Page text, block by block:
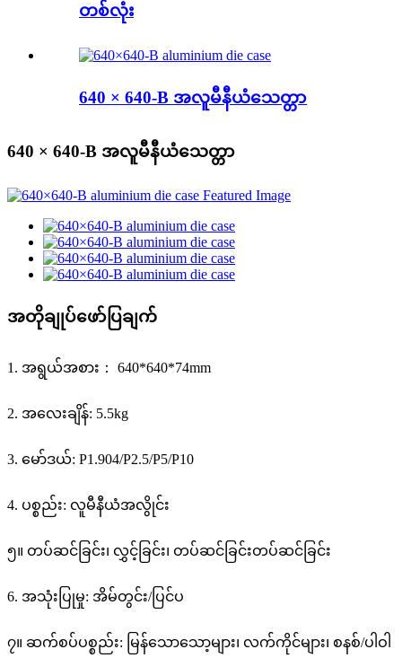
တစ်လုံး
640 × 640-B အလူမီနီယံသေတ္တာ
640 × 640-B အလူမီနီယံသေတ္တာ
အတိုချုပ်ဖော်ပြချက်
1. အရွယ်အစား： 640*640*74mm
2. အလေးချိန်: 5.5kg
3. မော်ဒယ်: P1.904/P2.5/P5/P10
4. ပစ္စည်း: လူမီနီယံအလွိုင်း
၅။ တပ်ဆင်ခြင်း၊ လွှင့်ခြင်း၊ တပ်ဆင်ခြင်းတပ်ဆင်ခြင်း
6. အသုံးပြုမှု: အိမ်တွင်း/ပြင်ပ
၇။ ဆက်စပ်ပစ္စည်း: မြန်သောသော့များ၊ လက်ကိုင်များ၊ စနစ်/ပါဝါ